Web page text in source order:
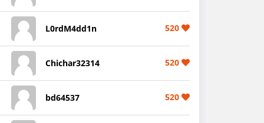
L0rdM4dd1n 520
Chichar32314 520
bd64537 520